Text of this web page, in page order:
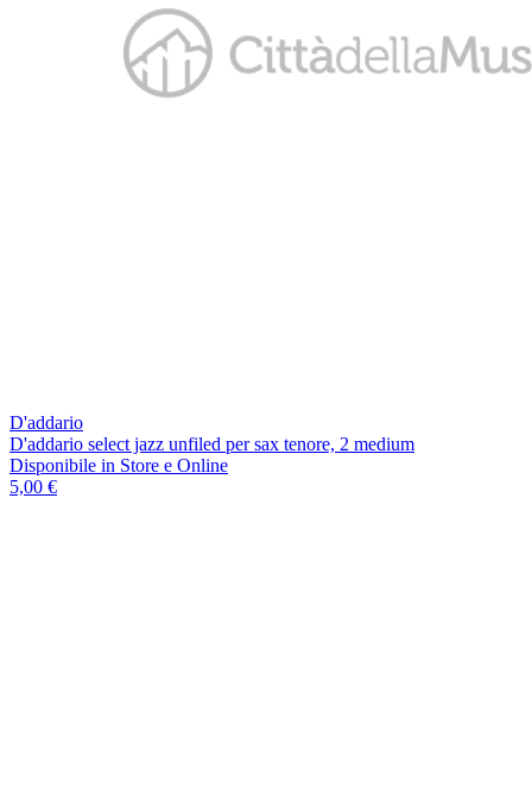
D'addario
D'addario select jazz unfiled per sax tenore, 2 medium
Disponibile in Store e Online
5,00 €